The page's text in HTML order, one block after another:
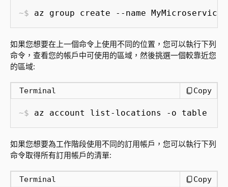
az group create --name
如果您想要在上一個命令上使用不同的位置，您可以執行下列
命令，查看您的帳戶中可使用的區域，然後挑選一個較靠近您
的區域:
Terminal Copy
az account list-locations -o table
如果您想要為工作階段使用不同的訂用帳戶，您可以執行下列
命令取得所有訂用帳戶的清單:
Terminal Copy